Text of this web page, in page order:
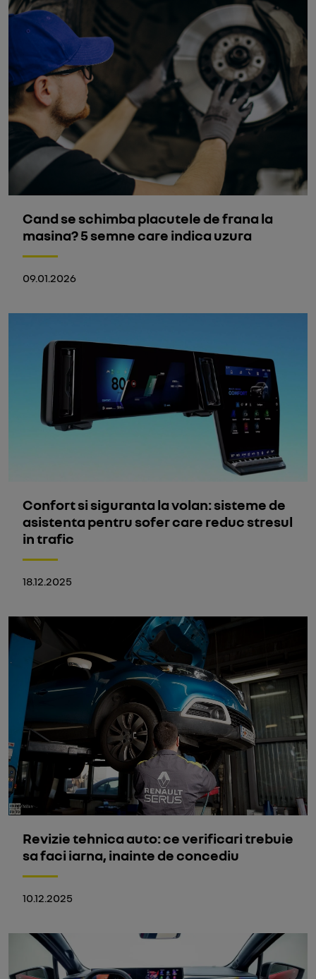
Cand se schimba placutele de frana la
masina? 5 semne care indica uzura
09.01.2026
Confort si siguranta la volan: sisteme de
asistenta pentru sofer care reduc stresul
in trafic
18.12.2025
Revizie tehnica auto: ce verificari trebuie
sa faci iarna, inainte de concediu
10.12.2025